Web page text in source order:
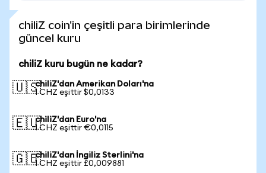
chiliZ coin'in çeşitli para birimlerinde
güncel kuru
chiliZ kuru bugün ne kadar?
🇺🇸chiliZ'dan Amerikan Doları'na
1 CHZ eşittir $0,0133
🇪🇺chiliZ'dan Euro'na
1 CHZ eşittir €0,0115
🇬🇧chiliZ'dan İngiliz Sterlini'na
1 CHZ eşittir £0,009881